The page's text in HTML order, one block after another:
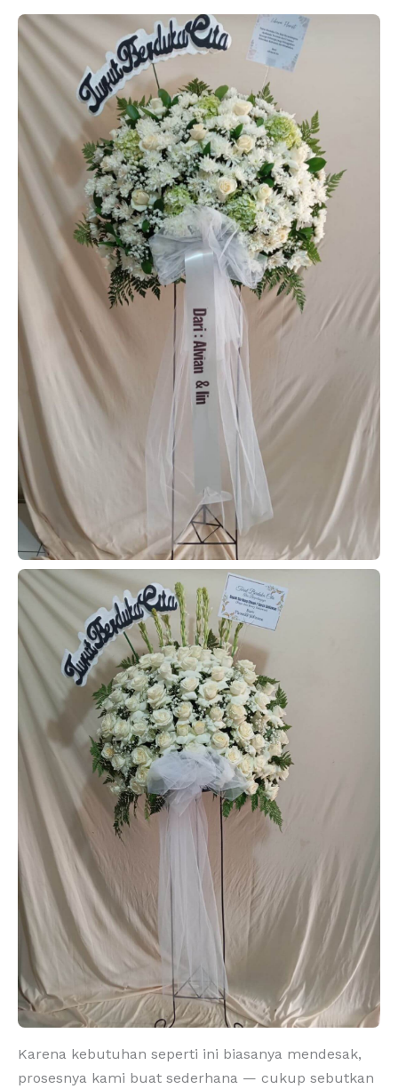
Karena kebutuhan seperti ini biasanya mendesak,
prosesnya kami buat sederhana — cukup sebutkan